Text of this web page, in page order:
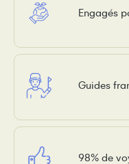
Engagés
Guides
98% de